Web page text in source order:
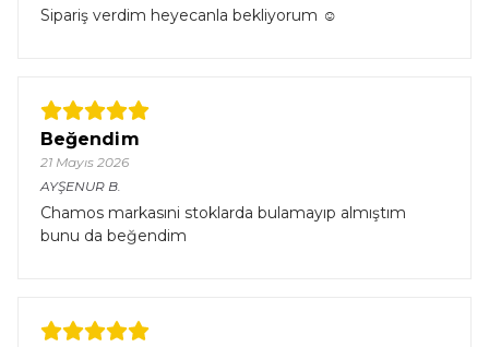
Sipariş verdim heyecanla bekliyorum ☺️
Beğendim
21 Mayıs 2026
AYŞENUR B.
Chamos markasıni stoklarda bulamayıp almıştım
bunu da beğendim